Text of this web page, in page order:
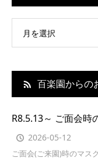
月を選択
百楽園からの
R8.5.13～ ご面会時
2026-05-12
ご面会(ご来園)時のマス